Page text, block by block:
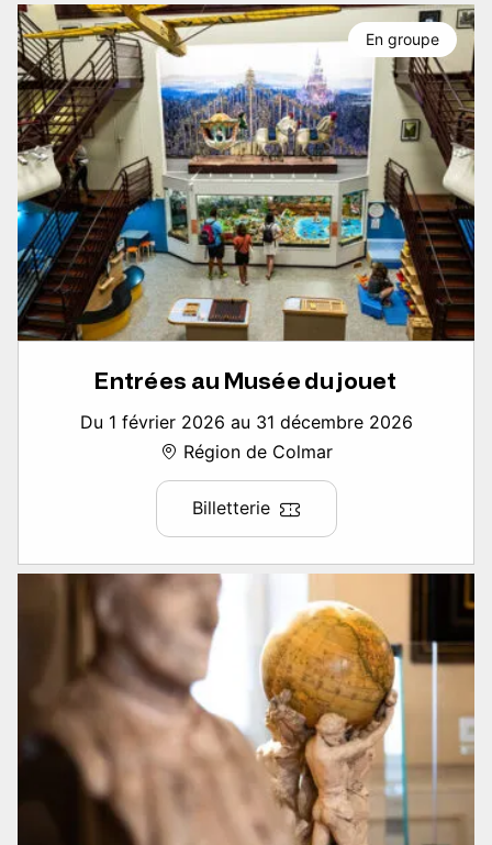
Entrées au Musée du jouet
Du 1 février 2026 au 31 décembre 2026
Région de Colmar
Billetterie
En groupe